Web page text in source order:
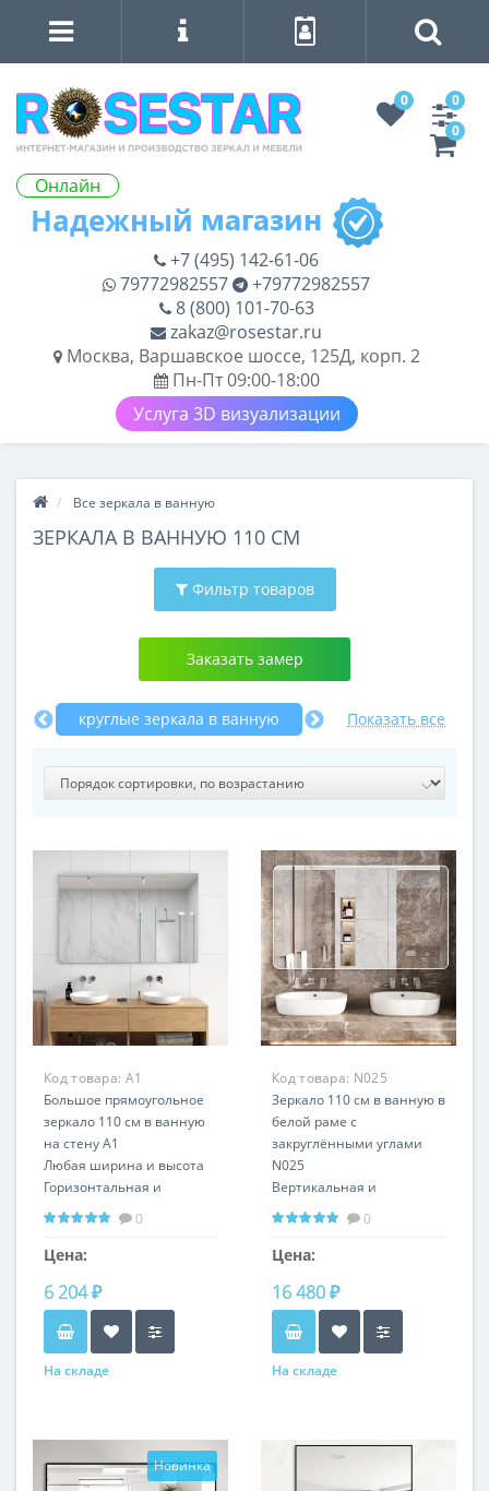
Онлайн
0
0
0
+7 (495) 142-61-06
79772982557
+79772982557
8 (800) 101-70-63
zakaz@rosestar.ru
Москва, Варшавское шоссе, 125Д, корп. 2
Пн-Пт 09:00-18:00
Услуга 3D визуализации
Все зеркала в ванную
ЗЕРКАЛА В ВАННУЮ 110 СМ
Фильтр товаров
Заказать замер
круглые зеркала в ванную в раме
Показать все
Код товара: А1
Большое прямоугольное
зеркало 110 см в ванную
на стену А1
Любая ширина и высота
Горизонтальная и
вертикальная установка
0
Цена:
6 204 ₽
На складе
Код товара: N025
Зеркало 110 см в ванную в
белой раме с
закруглёнными углами
N025
Вертикальная и
горизонтальная
0
Цена:
16 480 ₽
На складе
Новинка